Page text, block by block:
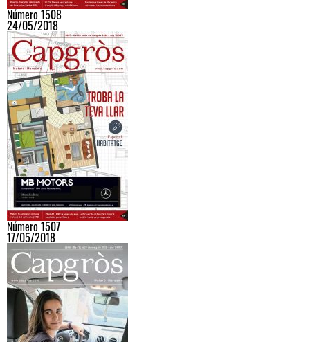
Número 1508
24/05/2018
Número 1507
17/05/2018